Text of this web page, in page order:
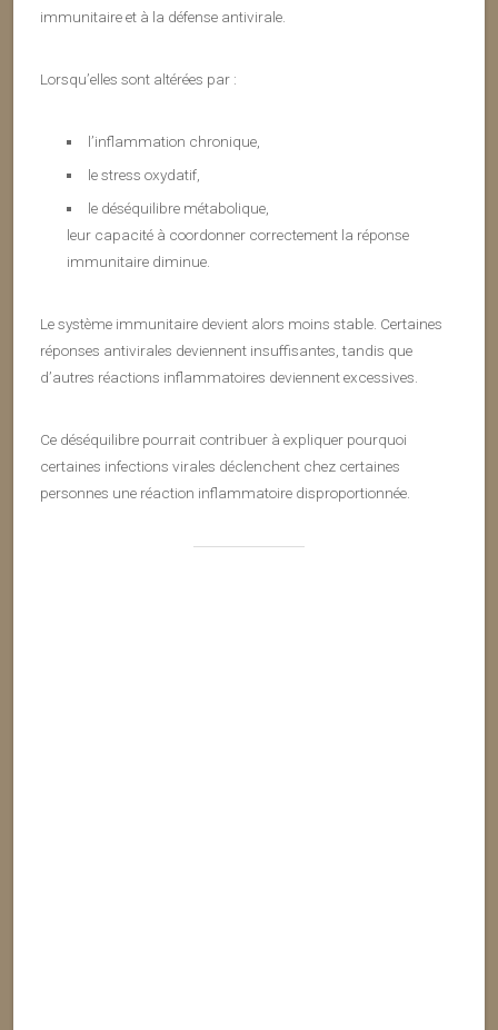
immunitaire et à la défense antivirale.
Lorsqu’elles sont altérées par :
l’inflammation chronique,
le stress oxydatif,
le déséquilibre métabolique,
leur capacité à coordonner correctement la réponse
immunitaire diminue.
Le système immunitaire devient alors moins stable. Certaines
réponses antivirales deviennent insuffisantes, tandis que
d’autres réactions inflammatoires deviennent excessives.
Ce déséquilibre pourrait contribuer à expliquer pourquoi
certaines infections virales déclenchent chez certaines
personnes une réaction inflammatoire disproportionnée.